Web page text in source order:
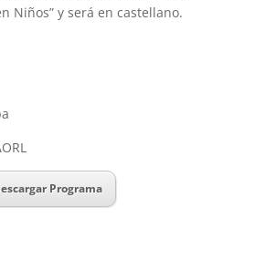
Niños” y será en castellano.
Programa